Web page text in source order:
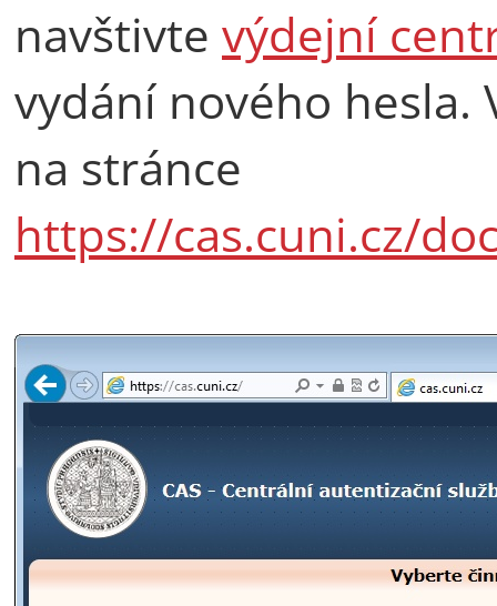
navštivte výdejní
vydání nového hesla.
na stránce
https://cas.cuni.cz/